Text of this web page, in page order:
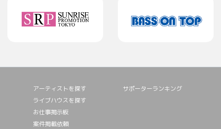
アーティストを探す
ライブハウスを探す
お仕事掲⽰板
案件掲載依頼
サポーターランキング